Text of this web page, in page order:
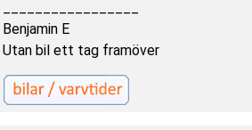
Benjamin E
Utan bil ett tag framöver